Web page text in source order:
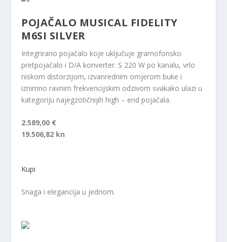
POJAČALO MUSICAL FIDELITY
M6SI SILVER
Integrirano pojačalo koje uključuje gramofonsko
pretpojačalo i D/A konverter. S 220 W po kanalu, vrlo
niskom distorzijom, izvanrednim omjerom buke i
iznimno ravnim frekvencijskim odzivom svakako ulazi u
kategoriju najegzotičnijih high – end pojačala.
2.589,00 €
19.506,82 kn
Kupi
Snaga i elegancija u jednom.